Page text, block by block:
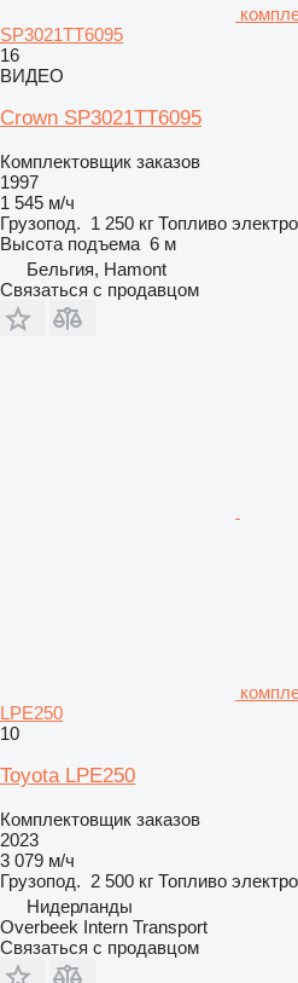
SP3021TT6095
16
ВИДЕО
Crown SP3021TT6095
Комплектовщик заказов
1997
1 545 м/ч
Грузопод. 1 250 кг Топливо электро
Высота подъема 6 м
Бельгия, Hamont
Связаться с продавцом
LPE250
10
Toyota LPE250
Комплектовщик заказов
2023
3 079 м/ч
Грузопод. 2 500 кг Топливо электро
Нидерланды
Overbeek Intern Transport
Связаться с продавцом